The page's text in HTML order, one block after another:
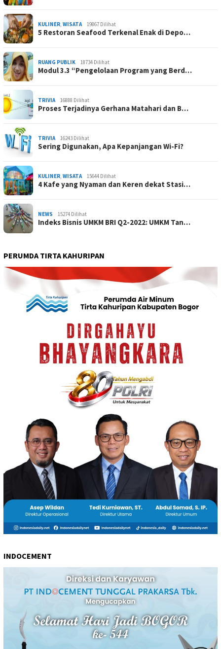
KULINER WISATA 19867 Dilihat
5 Restoran Seafood Terkenal Enak di Depo…
RUANG PUBLIK 18734 Dilihat
Modul 3.3 “Pengelolaan Program yang Berd…
TRIVIA 16888 Dilihat
Proses Terjadinya Gerhana Matahari dan B…
TRIVIA 16243 Dilihat
Sering Digunakan, Apa Kepanjangan Wi-Fi?
KULINER WISATA 15644 Dilihat
4 Kafe yang Nyaman dan Keren dekat Stasi…
NEWS 15274 Dilihat
Indeks Bisnis UMKM BRI Q2-2022: UMKM Tan…
PERUMDA TIRTA KAHURIPAN
INDOCEMENT